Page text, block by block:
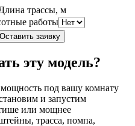
трассы, м
работы
Оставить заявку
эту модель?
под вашу комнату
и запустим
или мощнее
трасса, помпа,